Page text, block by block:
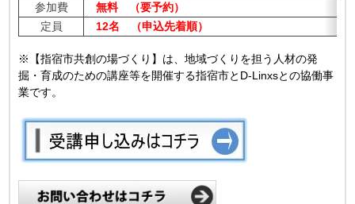
参加費
無料 （要予約）
定員
12名 （申込先着順）
※【指宿市共創の場づくり】は、地域づくりを担う人材の発
掘・育成のための講座等を開催する指宿市とD-Linxsとの協働事
業です。